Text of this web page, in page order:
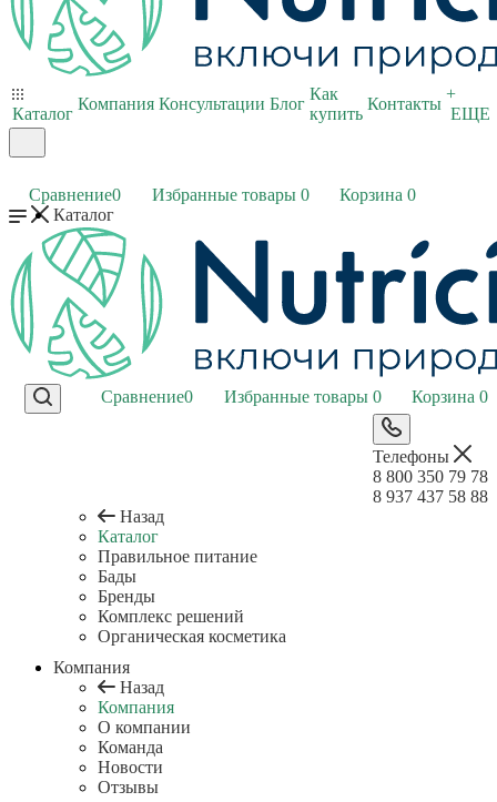
Каталог
Компания Консультации Блог
Как
купить
Контакты
+
ЕЩЕ
Сравнение0 Избранные товары 0 Корзина 0
Сравнение0 Избранные товары 0 Корзина 0
Телефоны
8 800 350 79 78
8 937 437 58 88
Каталог
Назад
Каталог
Правильное питание
Бады
Бренды
Комплекс решений
Органическая косметика
Компания
Назад
Компания
О компании
Команда
Новости
Отзывы